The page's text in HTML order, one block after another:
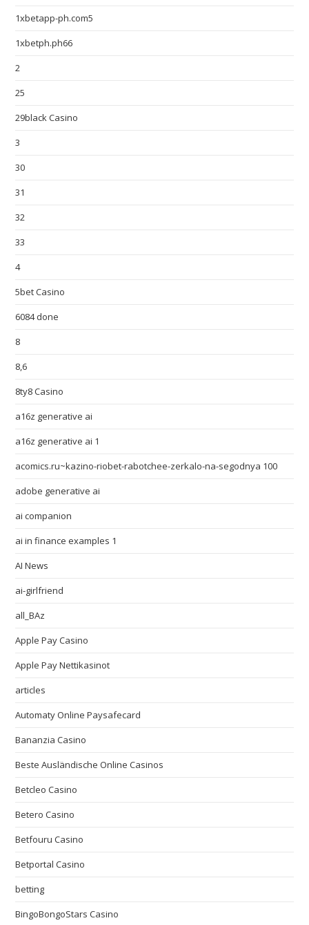
1xbetapp-ph.com5
1xbetph.ph66
2
25
29black Casino
3
30
31
32
33
4
5bet Casino
6084 done
8
8,6
8ty8 Casino
a16z generative ai
a16z generative ai 1
acomics.ru~kazino-riobet-rabotchee-zerkalo-na-segodnya 100
adobe generative ai
ai companion
ai in finance examples 1
AI News
ai-girlfriend
all_BAz
Apple Pay Casino
Apple Pay Nettikasinot
articles
Automaty Online Paysafecard
Bananzia Casino
Beste Ausländische Online Casinos
Betcleo Casino
Betero Casino
Betfouru Casino
Betportal Casino
betting
BingoBongoStars Casino